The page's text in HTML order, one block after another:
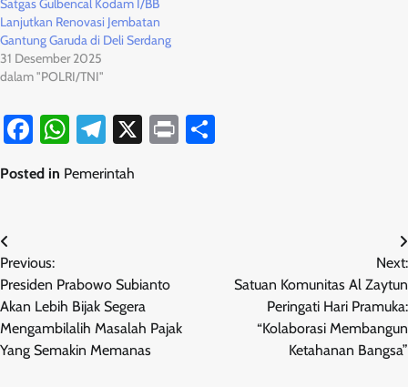
Satgas Gulbencal Kodam I/BB
Lanjutkan Renovasi Jembatan
Gantung Garuda di Deli Serdang
31 Desember 2025
dalam "POLRI/TNI"
Facebook
WhatsApp
Telegram
X Print
Posted in Pemerintah
Navigasi
pos
Previous:
Presiden Prabowo Subianto
Akan Lebih Bijak Segera
Mengambilalih Masalah Pajak
Yang Semakin Memanas
Next:
Satuan Komunitas Al Zaytun
Peringati Hari Pramuka:
“Kolaborasi Membangun
Ketahanan Bangsa”